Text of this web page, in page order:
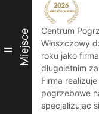
II Miejsce
Centrum
Włoszczowy
roku jako
długoletnim
Firma
pogrzebowe
specjalizując